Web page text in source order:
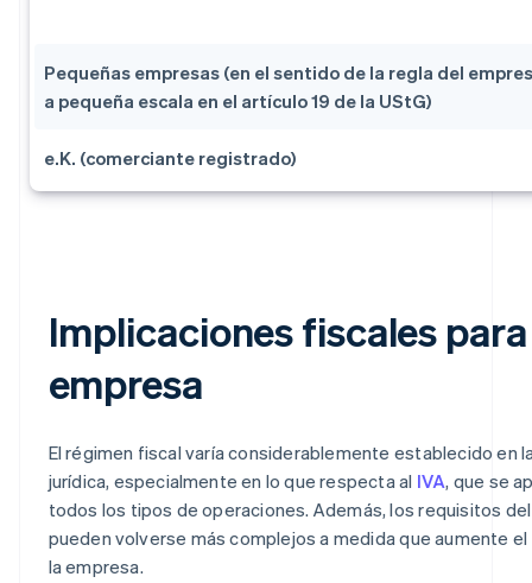
Pequeñas empresas (en el sentido de la regla del
a pequeña escala en el artículo 19 de la UStG)
e.K. (comerciante registrado)
Implicaciones fiscales
empresa
El régimen fiscal varía considerablemente establecido en
jurídica, especialmente en lo que respecta al IVA, que se
todos los tipos de operaciones. Además, los requisitos del
pueden volverse más complejos a medida que aumente
la empresa.